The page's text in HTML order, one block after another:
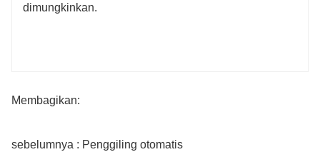
dimungkinkan.
Membagikan:
sebelumnya : Penggiling otomatis